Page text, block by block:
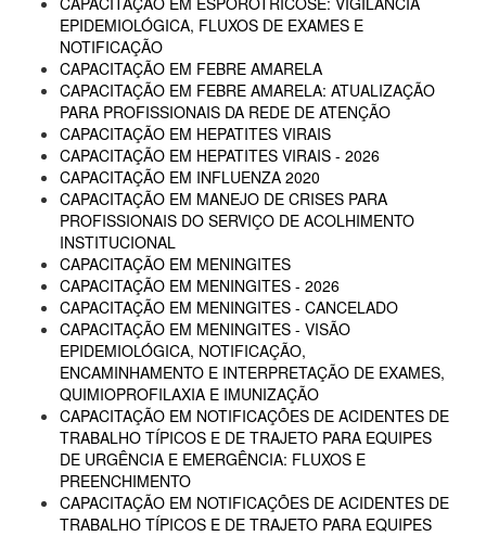
EPIDEMIOLÓGICA, FLUXOS DE EXAMES E
NOTIFICAÇÃO
CAPACITAÇÃO EM FEBRE AMARELA
CAPACITAÇÃO EM FEBRE AMARELA: ATUALIZAÇÃO
PARA PROFISSIONAIS DA REDE DE ATENÇÃO
CAPACITAÇÃO EM HEPATITES VIRAIS
CAPACITAÇÃO EM HEPATITES VIRAIS - 2026
CAPACITAÇÃO EM INFLUENZA 2020
CAPACITAÇÃO EM MANEJO DE CRISES PARA
PROFISSIONAIS DO SERVIÇO DE ACOLHIMENTO
INSTITUCIONAL
CAPACITAÇÃO EM MENINGITES
CAPACITAÇÃO EM MENINGITES - 2026
CAPACITAÇÃO EM MENINGITES - CANCELADO
CAPACITAÇÃO EM MENINGITES - VISÃO
EPIDEMIOLÓGICA, NOTIFICAÇÃO,
ENCAMINHAMENTO E INTERPRETAÇÃO DE EXAMES,
QUIMIOPROFILAXIA E IMUNIZAÇÃO
CAPACITAÇÃO EM NOTIFICAÇÕES DE ACIDENTES DE
TRABALHO TÍPICOS E DE TRAJETO PARA EQUIPES
DE URGÊNCIA E EMERGÊNCIA: FLUXOS E
PREENCHIMENTO
CAPACITAÇÃO EM NOTIFICAÇÕES DE ACIDENTES DE
TRABALHO TÍPICOS E DE TRAJETO PARA EQUIPES